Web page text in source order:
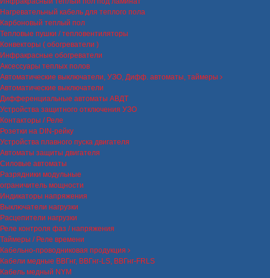
Нагревательный кабель для теплого пола
Карбоновый теплый пол
Тепловые пушки / тепловентиляторы
Конвекторы ( обогреватели )
Инфракрасные обогреватели
Аксессуары теплых полов
Автоматические выключатели, УЗО, Дифф. автоматы, таймеры
Автоматические выключатели
Дифференциальные автоматы АВДТ
Устройства защитного отключения УЗО
Контакторы / Реле
Розетки на DIN-рейку
Устройства плавного пуска двигателя
Автоматы защиты двигателя
Силовые автоматы
Разрядники модульные
ограничитель мощности
Индикаторы напряжения
Выключатели нагрузки
Расцепители нагрузки
Реле контроля фаз / напряжения
Таймеры / Реле времени
Кабельно-проводниковая продукция
Кабели медные ВВГнг, ВВГнг-LS, ВВГнг-FRLS
Кабель медный NYM